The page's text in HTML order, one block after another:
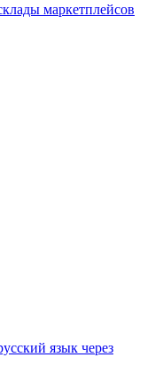
маркетплейсов
язык через